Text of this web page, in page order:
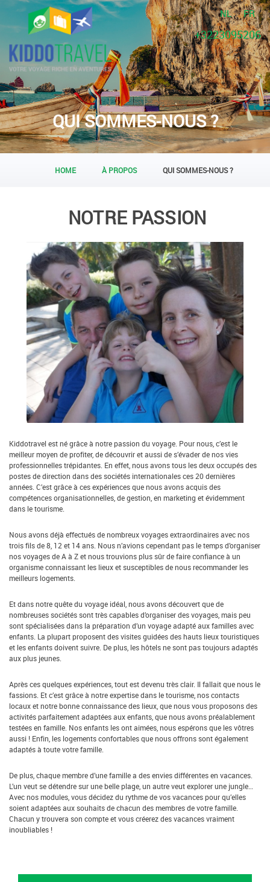
NL FR
+3223095206
QUI SOMMES-NOUS ?
HOME À PROPOS QUI SOMMES-NOUS ?
NOTRE PASSION
Kiddotravel est né grâce à notre passion du voyage. Pour nous, c’est le
meilleur moyen de profiter, de découvrir et aussi de s’évader de nos vies
professionnelles trépidantes. En effet, nous avons tous les deux occupés des
postes de direction dans des sociétés internationales ces 20 dernières
années. C’est grâce à ces expériences que nous avons acquis des
compétences organisationnelles, de gestion, en marketing et évidemment
dans le tourisme.
Nous avons déjà effectués de nombreux voyages extraordinaires avec nos
trois fils de 8, 12 et 14 ans. Nous n’avions cependant pas le temps d’organiser
nos voyages de A à Z et nous trouvions plus sûr de faire confiance à un
organisme connaissant les lieux et susceptibles de nous recommander les
meilleurs logements.
Et dans notre quête du voyage idéal, nous avons découvert que de
nombreuses sociétés sont très capables d’organiser des voyages, mais peu
sont spécialisées dans la préparation d’un voyage adapté aux familles avec
enfants. La plupart proposent des visites guidées des hauts lieux touristiques
et les enfants doivent suivre. De plus, les hôtels ne sont pas toujours adaptés
aux plus jeunes.
Après ces quelques expériences, tout est devenu très clair. Il fallait que nous le
fassions. Et c’est grâce à notre expertise dans le tourisme, nos contacts
locaux et notre bonne connaissance des lieux, que nous vous proposons des
activités parfaitement adaptées aux enfants, que nous avons préalablement
testées en famille. Nos enfants les ont aimées, nous espérons que les vôtres
aussi ! Enfin, les logements confortables que nous offrons sont également
adaptés à toute votre famille.
De plus, chaque membre d’une famille a des envies différentes en vacances.
L’un veut se détendre sur une belle plage, un autre veut explorer une jungle…
Avec nos modules, vous décidez du rythme de vos vacances pour qu’elles
soient adaptées aux souhaits de chacun des membres de votre famille.
Chacun y trouvera son compte et vous créerez des vacances vraiment
inoubliables !